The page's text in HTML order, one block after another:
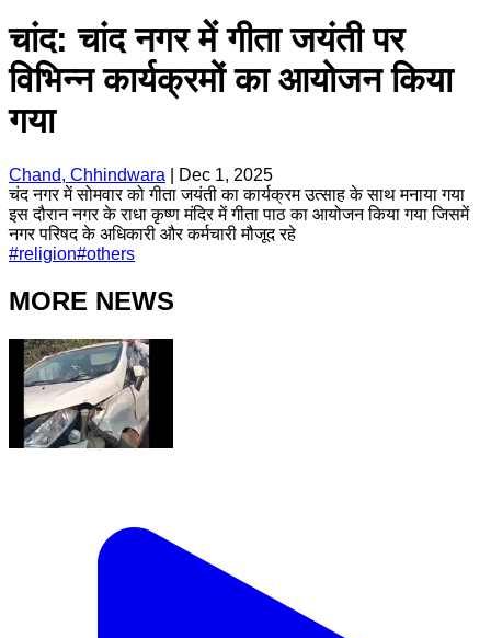
चांद: चांद नगर में गीता जयंती पर
विभिन्न कार्यक्रमों का आयोजन किया
गया
Chand, Chhindwara
Dec 1, 2025
चंद नगर में सोमवार को गीता जयंती का कार्यक्रम उत्साह के साथ मनाया गया
इस दौरान नगर के राधा कृष्ण मंदिर में गीता पाठ का आयोजन किया गया जिसमें
नगर परिषद के अधिकारी और कर्मचारी मौजूद रहे
#religion#others
MORE NEWS